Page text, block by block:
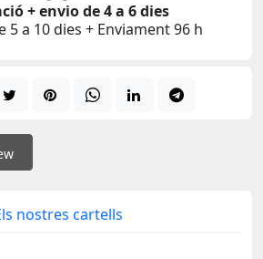
+ envio de 4 a 6 dies
5 a 10 dies + Enviament 96 h
nostres cartells